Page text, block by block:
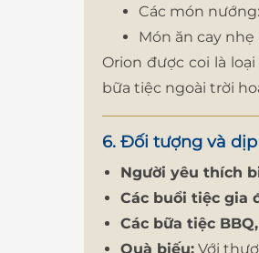
Các món
Món ăn cay
Orion được coi là
bữa tiệc ngoài trời
6. Đối tượng và
Người yêu thích
Các buổi tiệc gia
Các bữa tiệc
Quà biếu: Với